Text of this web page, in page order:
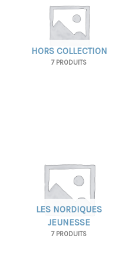
HORS COLLECTION
7 PRODUITS
LES NORDIQUES
JEUNESSE
7 PRODUITS